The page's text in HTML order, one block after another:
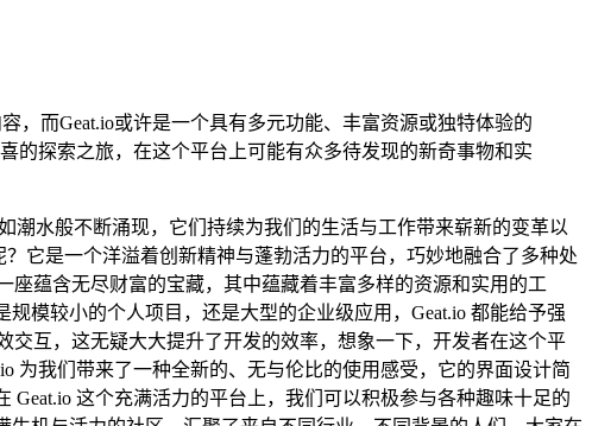
，而Geat.io或许是一个具有多元功能、丰富资源或独特体验的
的探索之旅，在这个平台上可能有众多待发现的新奇事物和实
水般不断涌现，它们持续为我们的生活与工作带来崭新的变革以
它是一个洋溢着创新精神与蓬勃活力的平台，巧妙地融合了多种处
蕴含无尽财富的宝藏，其中蕴藏着丰富多样的资源和实用的工
模较小的个人项目，还是大型的企业级应用，Geat.io 都能给予强
互，这无疑大大提升了开发的效率，想象一下，开发者在这个平
为我们带来了一种全新的、无与伦比的使用感受，它的界面设计简
这个充满活力的平台上，我们可以积极参与各种趣味十足的